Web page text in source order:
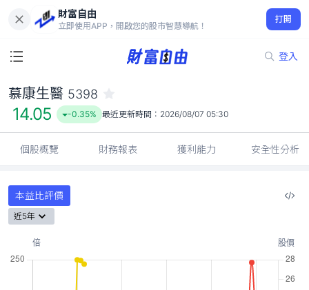
財富自由
立即使用APP，開啟您的股市智慧導航！
打開
登入
14.05
-0.35%
慕康生醫 5398
14.05 -0.35% 最近更新時間： 2026/08/07 05:30
個股概覽 財務報表 獲利能力 安全性分析
本益比評價
近5年